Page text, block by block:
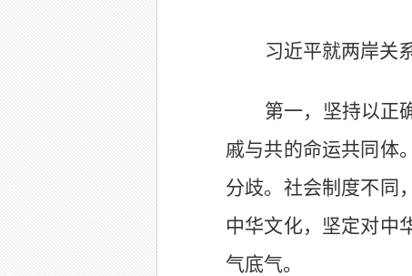
习近平就两岸关
第一，坚持以正
戚与共的命运共同体
分歧。社会制度不同
中华文化，坚定对中
气底气。